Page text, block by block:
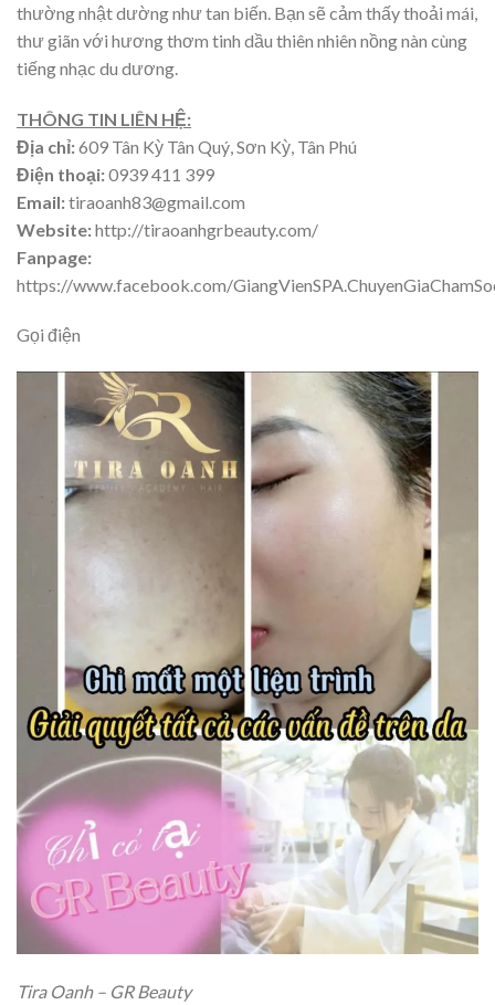
thường nhật dường như tan biến. Bạn sẽ cảm thấy thoải mái,
thư giãn với hương thơm tinh dầu thiên nhiên nồng nàn cùng
tiếng nhạc du dương.
THÔNG TIN LIÊN HỆ:
Địa chỉ:609 Tân Kỳ Tân Quý, Sơn Kỳ, Tân Phú
Điện thoại:0939 411 399
Email:tiraoanh83@gmail.com
Website:http://tiraoanhgrbeauty.com/
Fanpage:
https://www.facebook.com/
Gọi điện
Tira Oanh – GR Beauty